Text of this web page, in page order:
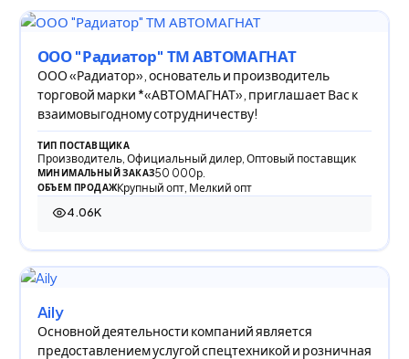
ООО "Радиатор" ТМ АВТОМАГНАТ
ООО «Радиатор», основатель и производитель
торговой марки *«АВТОМАГНАТ», приглашает Вас к
взаимовыгодному сотрудничеству!
ТИП ПОСТАВЩИКА
Производитель, Официальный дилер, Оптовый поставщик
МИНИМАЛЬНЫЙ ЗАКАЗ50 000р.
ОБЪЕМ ПРОДАЖКрупный опт, Мелкий опт
4.06K
4 064 просмотра
Aily
Основной деятельности компаний является
предоставлением услугой спецтехникой и розничная